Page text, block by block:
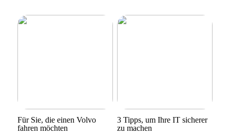
Für Sie, die einen Volvo
fahren möchten
3 Tipps, um Ihre IT sicherer
zu machen